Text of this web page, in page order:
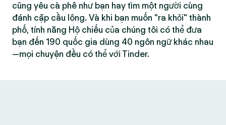
cũng yêu cà phê như bạn hay tìm một người cùng
đánh cặp cầu lông. Và khi bạn muốn "ra khỏi" thành
phố, tính năng Hộ chiếu của chúng tôi có thể đưa
bạn đến 190 quốc gia dùng 40 ngôn ngữ khác nhau
—mọi chuyện đều có thể với Tinder.